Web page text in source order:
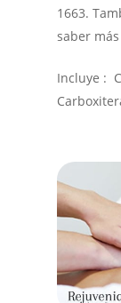
1663.
saber
Incluye :